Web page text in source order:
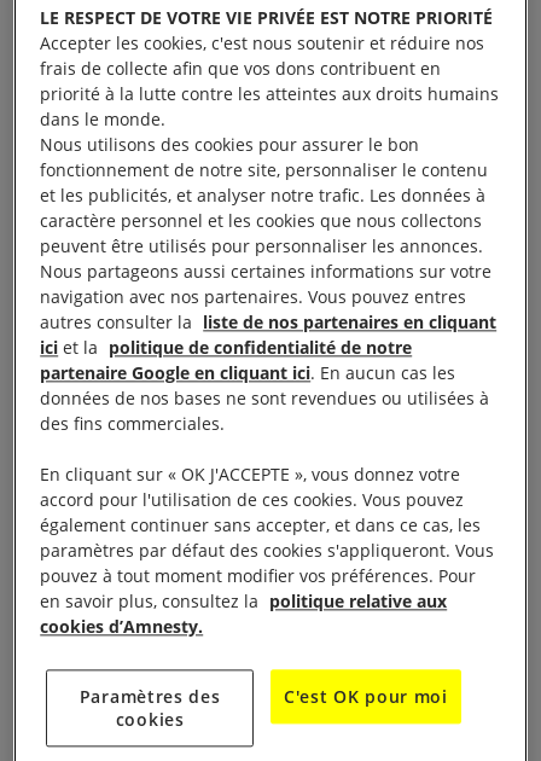
La coalition dirigée par l’Arabie saoudite a durci le
blocus après le tir d’un missile sur Riyadh.
Un risque de famine
Depuis, elle a empêché 29 navires chargés de
denrées de première nécessité d’entrer dans le port
d’Hodeida. Les mesures d’allègement annoncées
par la coalition, comme l’ouverture du port d’Aden,
sont loin d’être suffisantes pour répondre aux
besoins humanitaires. Plus de 20 millions de
d’aide.
La menace d’une famine imminente est en train de
devenir réalité à cause des nouvelles restrictions
imposées par la coalition dirigée par l’Arabie
collective à l’encontre de la population civile
yéménite.
LE RESPECT DE VOTRE VIE PRIVÉE EST NOTRE PRIORITÉ
Accepter les cookies, c'est nous soutenir et réduire nos
frais de collecte afin que vos dons contribuent en
priorité à la lutte contre les atteintes aux droits humains
dans le monde.
Nous utilisons des cookies pour assurer le bon
fonctionnement de notre site, personnaliser le contenu
et les publicités, et analyser notre trafic. Les données à
caractère personnel et les cookies que nous collectons
peuvent être utilisés pour personnaliser les annonces.
Nous partageons aussi certaines informations sur votre
navigation avec nos partenaires. Vous pouvez entres
autres consulter la liste de nos partenaires en cliquant
ici et la politique de confidentialité de notre
partenaire Google en cliquant ici. En aucun cas les
données de nos bases ne sont revendues ou utilisées à
des fins commerciales.
En cliquant sur « OK J'ACCEPTE », vous donnez votre
accord pour l'utilisation de ces cookies. Vous pouvez
également continuer sans accepter, et dans ce cas, les
paramètres par défaut des cookies s'appliqueront. Vous
pouvez à tout moment modifier vos préférences. Pour
en savoir plus, consultez la politique relative aux
cookies d’Amnesty.
Paramètres des
cookies
C'est OK pour moi